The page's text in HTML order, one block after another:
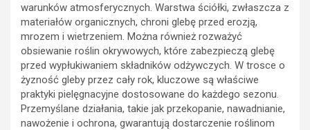
warunków atmosferycznych. Warstwa ściółki, zwłaszcza z
materiałów organicznych, chroni glebę przed erozją,
mrozem i wietrzeniem. Można również rozważyć
obsiewanie roślin okrywowych, które zabezpieczą glebę
przed wypłukiwaniem składników odżywczych. W trosce o
żyzność gleby przez cały rok, kluczowe są właściwe
praktyki pielęgnacyjne dostosowane do każdego sezonu.
Przemyślane działania, takie jak przekopanie, nawadnianie,
nawożenie i ochrona, gwarantują dostarczenie roślinom